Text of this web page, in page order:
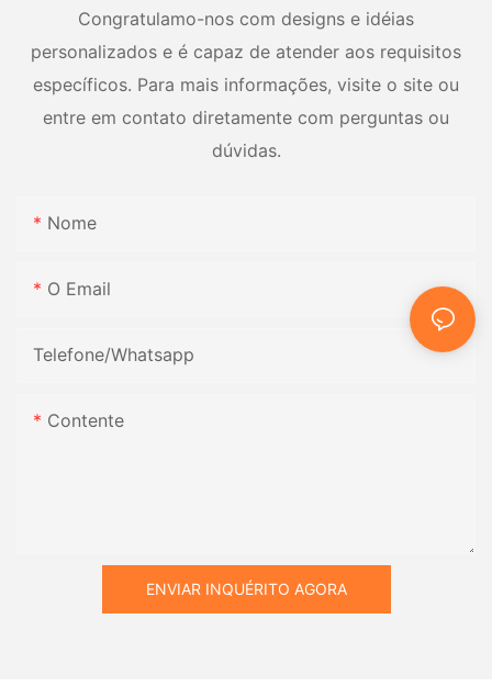
Congratulamo-nos com designs e idéias
personalizados e é capaz de atender aos requisitos
específicos. Para mais informações, visite o site ou
entre em contato diretamente com perguntas ou
dúvidas.
Nome
O Email
Telefone/whatsapp
Contente
ENVIAR INQUÉRITO AGORA